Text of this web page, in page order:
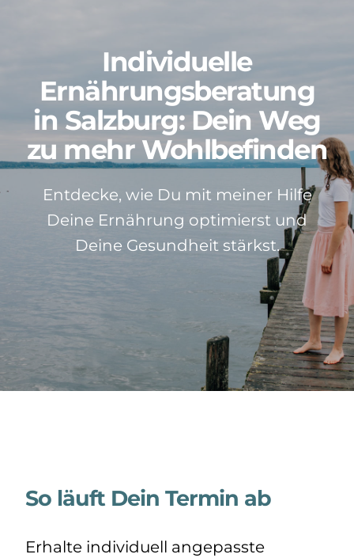
Neuigkeiten
Kontakt
Impressum
Individuelle
Ernährungsberatung
in Salzburg: Dein Weg
zu mehr Wohlbefinden
Entdecke, wie Du mit meiner Hilfe
Deine Ernährung optimierst und
Deine Gesundheit stärkst.
So läuft Dein Termin ab
Erhalte individuell angepasste